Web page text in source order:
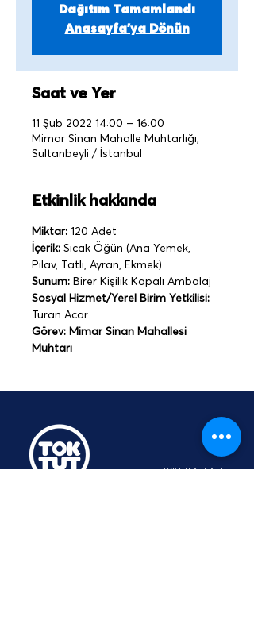
Dağıtım Tamamlandı
Anasayfa'ya Dönün
Saat ve Yer
11 Şub 2022 14:00 – 16:00
Mimar Sinan Mahalle Muhtarlığı,
Sultanbeyli / İstanbul
Etkinlik hakkında
Miktar: 120 Adet
İçerik: Sıcak Öğün (Ana Yemek,
Pilav, Tatlı, Ayran, Ekmek)
Sunum: Birer Kişilik Kapalı Ambalaj
Sosyal Hizmet/Yerel Birim Yetkilisi:
Turan Acar
Görev: Mimar Sinan Mahallesi
Muhtarı
TOKTUT Açık Açık